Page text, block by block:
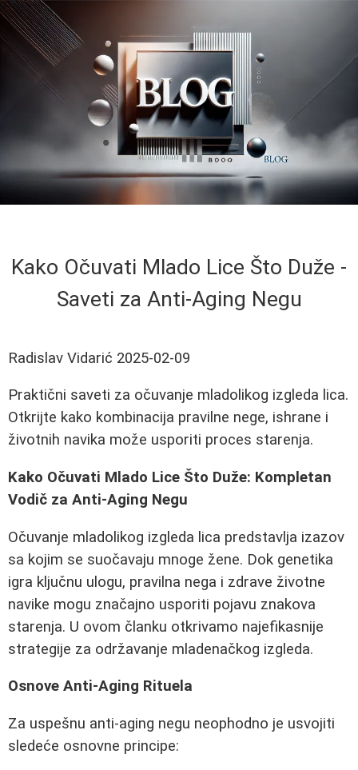
Kako Očuvati Mlado Lice Što Duže -
Saveti za Anti-Aging Negu
Radislav Vidarić 2025-02-09
Praktični saveti za očuvanje mladolikog izgleda lica.
Otkrijte kako kombinacija pravilne nege, ishrane i
životnih navika može usporiti proces starenja.
Kako Očuvati Mlado Lice Što Duže: Kompletan
Vodič za Anti-Aging Negu
Očuvanje mladolikog izgleda lica predstavlja izazov
sa kojim se suočavaju mnoge žene. Dok genetika
igra ključnu ulogu, pravilna nega i zdrave životne
navike mogu značajno usporiti pojavu znakova
starenja. U ovom članku otkrivamo najefikasnije
strategije za održavanje mladenačkog izgleda.
Osnove Anti-Aging Rituela
Za uspešnu anti-aging negu neophodno je usvojiti
sledeće osnovne principe: